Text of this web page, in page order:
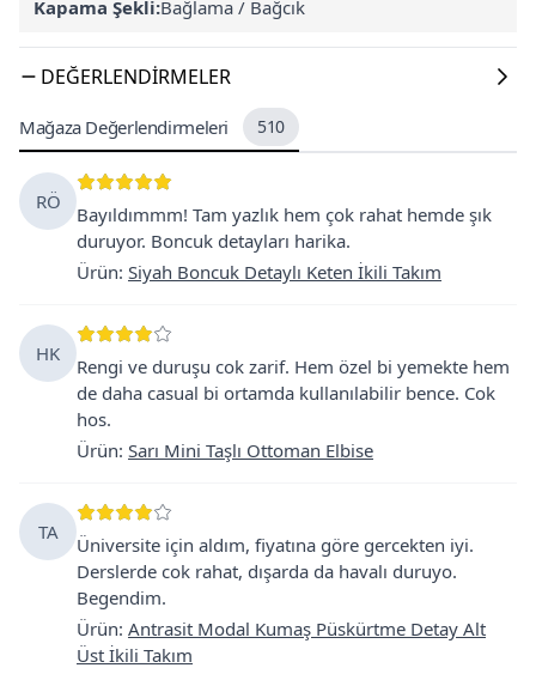
Kapama Şekli:Bağlama / Bağcık
DEĞERLENDIRMELER
Mağaza Değerlendirmeleri 510
RÖ
Bayıldımmm! Tam yazlık hem çok rahat hemde şık
duruyor. Boncuk detayları harika.
Ürün: Siyah Boncuk Detaylı Keten İkili Takım
HK
Rengi ve duruşu cok zarif. Hem özel bi yemekte hem
de daha casual bi ortamda kullanılabilir bence. Cok
hos.
Ürün: Sarı Mini Taşlı Ottoman Elbise
TA
Üniversite için aldım, fiyatına göre gercekten iyi.
Derslerde cok rahat, dışarda da havalı duruyo.
Begendim.
Ürün: Antrasit Modal Kumaş Püskürtme Detay Alt
Üst İkili Takım